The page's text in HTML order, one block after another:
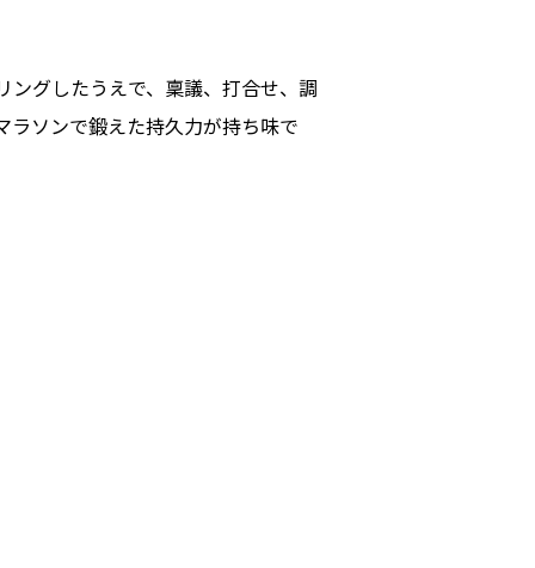
グしたうえで、稟議、打合せ、調
ソンで鍛えた持久力が持ち味で